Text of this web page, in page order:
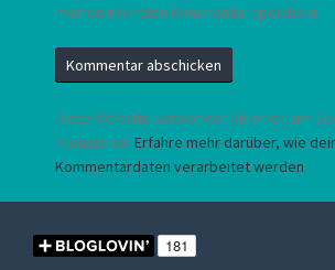
meinen nächsten Kommentar speichern.
Diese Website verwendet Akismet, um
reduzieren. Erfahre mehr darüber, wie
Kommentardaten verarbeitet werden.